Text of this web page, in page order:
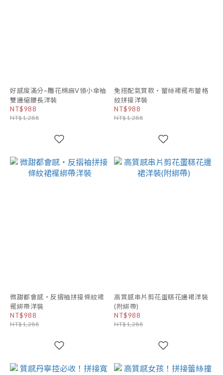
好感度滿分~雕花棉麻V領小傘袖
雙邊縮腰長洋裝
NT$988
NT$1,288
免搭配氣質款・蕾絲裙襬布蕾格
紋拼接洋裝
NT$988
NT$1,288
微甜都會感・反摺袖拼接條紋裙
襬綁帶洋裝
NT$988
NT$1,288
高質感串片剪花蛋糕花邊裙洋裝
(附綁帶)
NT$988
NT$1,288